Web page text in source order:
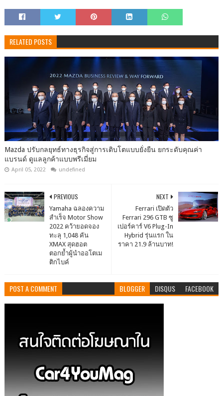
RELATED POSTS
Mazda ปรับกลยุทธ์ทางธุรกิจสู่การเติบโตแบบยั่งยืน ยกระดับคุณค่า
แบรนด์ ดูแลลูกค้าแบบพรีเมี่ยม
April 05, 2022 undefined
NEXT
Ferrari เปิดตัว
Ferrari 296 GTB ซู
เปอร์คาร์ V6 Plug-In
Hybrid รุ่นแรก ใน
ราคา 21.9 ล้านบาท!
PREVIOUS
Yamaha ฉลองความ
สำเร็จ Motor Show
2022 คว้ายอดจอง
ทะลุ 1,048 คัน
XMAX สุดฮอต
ตอกย้ำผู้นำออโตเม
ติกไบค์
POST A COMMENT BLOGGER DISQUS FACEBOOK